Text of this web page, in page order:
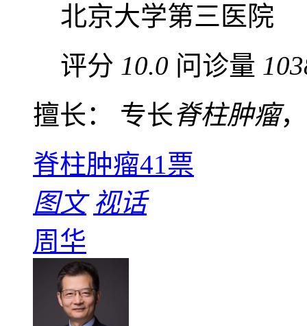
北京大学第三医院
评分 10.0 问诊量
擅长： 专长脊柱肿瘤
脊柱肿瘤41票
图文 视话
周华